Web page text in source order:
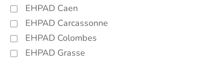
EHPAD Caen
EHPAD Carcassonne
EHPAD Colombes
EHPAD Grasse